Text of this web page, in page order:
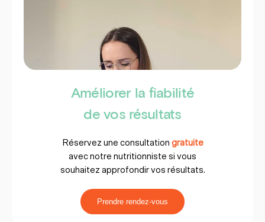
Améliorer la fiabilité
de vos résultats
Réservez une consultation gratuite
avec notre nutritionniste si vous
souhaitez approfondir vos résultats.
Prendre rendez-vous